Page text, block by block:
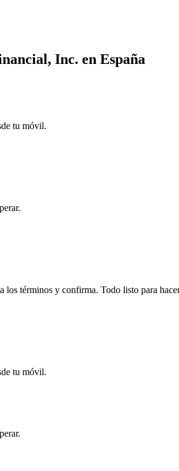
Inc. en España
tu móvil.
los términos y confirma. Todo listo para
tu móvil.